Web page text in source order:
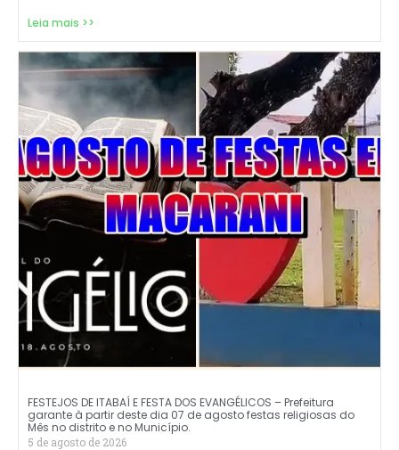
Leia mais >>
FESTEJOS DE ITABAÍ E FESTA DOS EVANGÉLICOS – Prefeitura
garante à partir deste dia 07 de agosto festas religiosas do
Mês no distrito e no Município.
5 de agosto de 2026